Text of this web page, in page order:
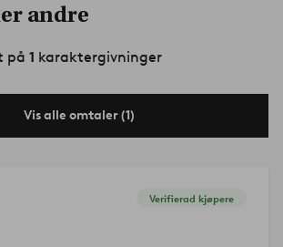
andre
på 1 karaktergivninger
Vis alle omtaler (1)
Verifierad kjøpere